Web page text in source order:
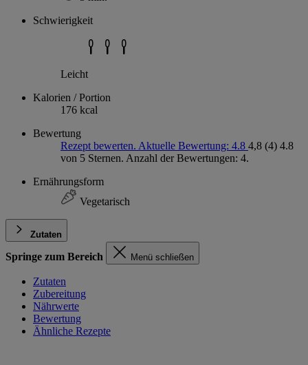
Schwierigkeit
Leicht
Kalorien / Portion
176 kcal
Bewertung
Rezept bewerten. Aktuelle Bewertung: 4.8 4,8 (4) 4.8
von 5 Sternen. Anzahl der Bewertungen: 4.
Ernährungsform
Vegetarisch
Zutaten
Springe zum Bereich Menü schließen
Zutaten
Zubereitung
Nährwerte
Bewertung
Ähnliche Rezepte